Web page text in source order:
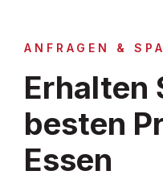
ANFRAGEN &
Erhalten
besten
Essen